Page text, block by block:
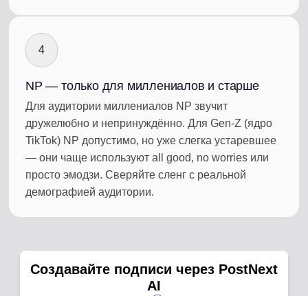
4
NP — только для миллениалов и старше
Для аудитории миллениалов NP звучит
дружелюбно и непринуждённо. Для Gen-Z (ядро
TikTok) NP допустимо, но уже слегка устаревшее
— они чаще используют all good, no worries или
просто эмодзи. Сверяйте сленг с реальной
демографией аудитории.
Создавайте подписи через PostNext
AI